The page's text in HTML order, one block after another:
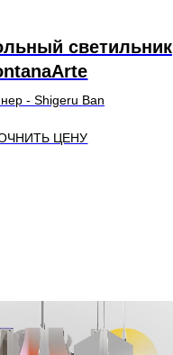
светильник
- Shigeru Ban
ЦЕНУ